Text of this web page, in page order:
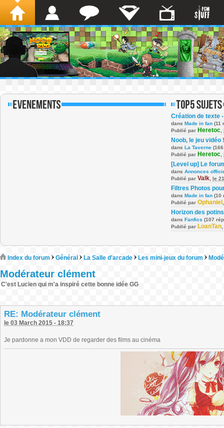
Création de texte
dans Made in fan (11
Publié par Heretoc
Noob, le jeu vidéo !
dans La Taverne
Publié par Heretoc
[Level up] Le
dans Annonces
Publié par Valk le
Filtres Photos
dans Made in fan (10
Publié par Ophaniel
Horizon des potins
dans Fanfics (107
Publié par LoanTan
Index du forum Général La Salle d'arcade Les mini-jeux du forum
Modérateur clément
C'est Lucien qui m'a inspiré cette bonne idée GG
RE: Modérateur clément
le 03 March 2015 - 18:37
Je pardonne a mon VDD de regarder des films au cinéma